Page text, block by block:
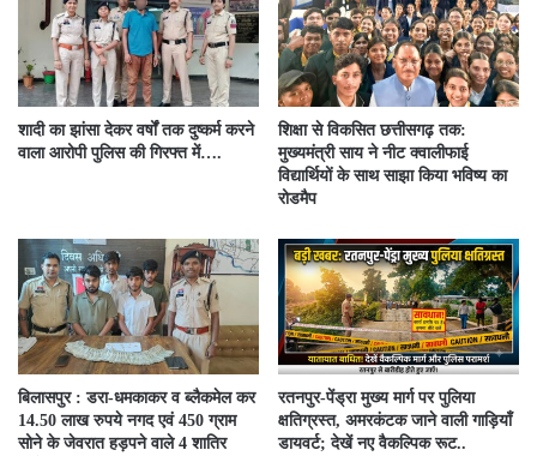
शादी का झांसा देकर वर्षों तक दुष्कर्म करने
वाला आरोपी पुलिस की गिरफ्त में….
शिक्षा से विकसित छत्तीसगढ़ तक:
मुख्यमंत्री साय ने नीट क्वालीफाई
विद्यार्थियों के साथ साझा किया भविष्य का
रोडमैप
बिलासपुर : डरा-धमकाकर व ब्लैकमेल कर
14.50 लाख रुपये नगद एवं 450 ग्राम
सोने के जेवरात हड़पने वाले 4 शातिर
रतनपुर-पेंड्रा मुख्य मार्ग पर पुलिया
क्षतिग्रस्त, अमरकंटक जाने वाली गाड़ियाँ
डायवर्ट; देखें नए वैकल्पिक रूट..